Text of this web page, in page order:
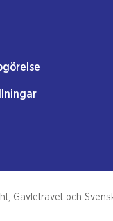
Gävletravet och